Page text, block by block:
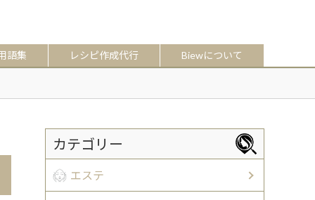
語集 レシピ作成代行 Biewについて
カテゴリー
エステ